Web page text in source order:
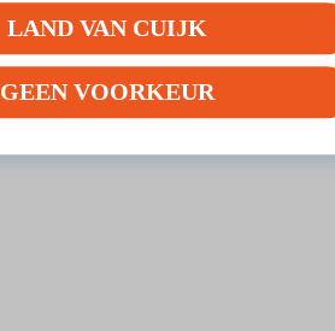
LAND VAN CUIJK
GEEN VOORKEUR